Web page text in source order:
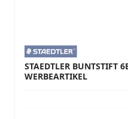
STAEDTLER BUNTSTIFT
WERBEARTIKEL